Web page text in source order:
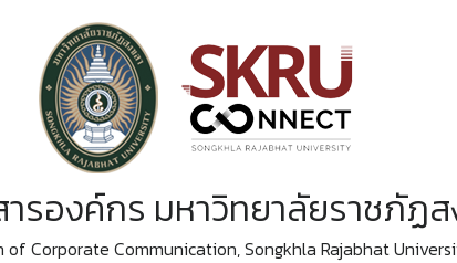
รองค์กร มหาวิทยาลัยราชภัฏ
of Corporate Communication, Songkhla Rajabhat